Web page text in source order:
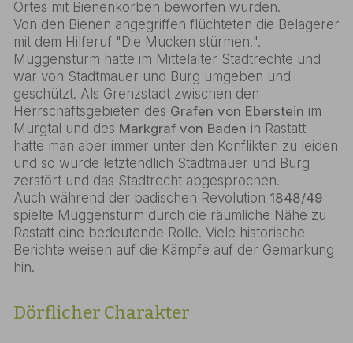
Ortes mit Bienenkörben beworfen wurden.
Von den Bienen angegriffen flüchteten die Belagerer
mit dem Hilferuf "Die Mucken stürmen!".
Muggensturm hatte im Mittelalter Stadtrechte und
war von Stadtmauer und Burg umgeben und
geschützt. Als Grenzstadt zwischen den
Herrschaftsgebieten des Grafen von Eberstein im
Murgtal und des Markgraf von Baden in Rastatt
hatte man aber immer unter den Konflikten zu leiden
und so wurde letztendlich Stadtmauer und Burg
zerstört und das Stadtrecht abgesprochen.
Auch während der badischen Revolution 1848/49
spielte Muggensturm durch die räumliche Nähe zu
Rastatt eine bedeutende Rolle. Viele historische
Berichte weisen auf die Kämpfe auf der Gemarkung
hin.
Dörflicher Charakter